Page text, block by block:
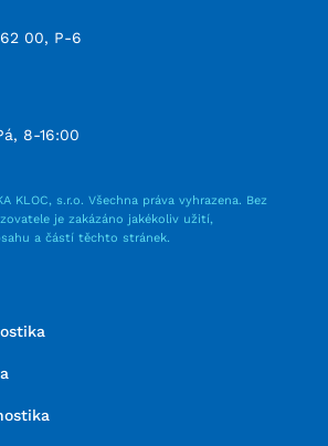
00, P-6
8-16:00
KLOC, s.r.o. Všechna práva vyhrazena. Bez
je zakázáno jakékoliv užití,
a částí těchto stránek.